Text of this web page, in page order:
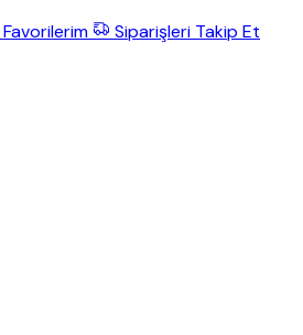
Favorilerim Siparişleri Takip Et